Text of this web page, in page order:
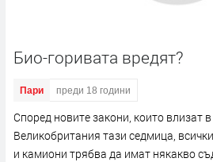
Био-горивата вредят?
Пари преди 18 години
Според новите закони, които влизат
Великобритания тази седмица,
и камиони трябва да имат някакво